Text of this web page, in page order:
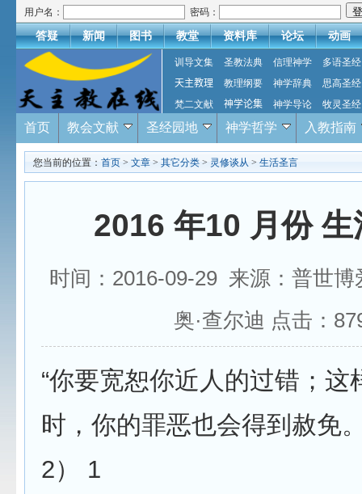
用户名： 密码：
答疑 新闻 图书 教堂 资料库 论坛 动画
训导文集 圣教法典 信理神学
多语圣经
天主教理
教理纲要 神学辞典
思高圣经
梵二文献
神学论集 神学导论 牧灵圣经
首页 教会文献 圣经园地 神学哲学 入教指南
您当前的位置： 首页 > 文章 > 其它分类 > 灵修谈从 > 生活圣言
2016 年10 月份 生
时间：2016-09-29 来源：普世
奥·查尔迪 点击：
“你要宽恕你近人的过错；这
时，你的罪恶也会得到赦免
2） 1